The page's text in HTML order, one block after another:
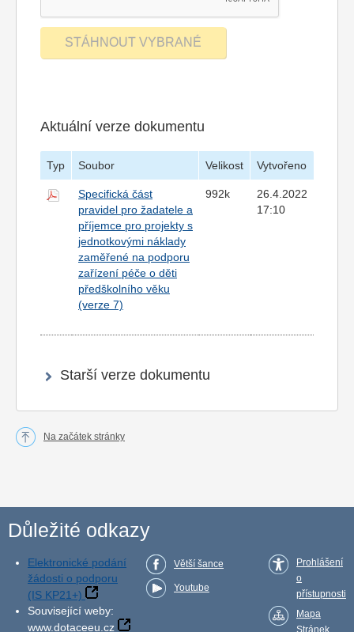
Aktuální verze dokumentu
Typ Soubor Velikost Vytvořeno
Specifická část
pravidel pro žadatele a
příjemce pro projekty s
jednotkovými náklady
zaměřené na podporu
zařízení péče o děti
předškolního věku
(verze 7)
992k
26.4.2022
17:10
Starší verze dokumentu
Na začátek stránky
Důležité odkazy
Elektronické podání
žádosti o podporu
(IS KP21+)
Související weby:
www.dotaceeu.cz
Větší šance
Youtube
Prohlášení
o
přístupnosti
Mapa
Stránek